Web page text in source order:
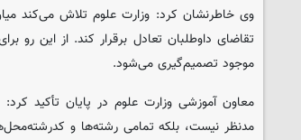
وی خاطرنشان کرد: وزارت علوم تلاش می‌کند
تقاضای داوطلبان تعادل برقرار کند. از این
موجود تصمیم‌گیری می‌شود.
معاون آموزشی وزارت علوم در پایان تأکید
مدنظر نیست، بلکه تمامی رشته‌ها و